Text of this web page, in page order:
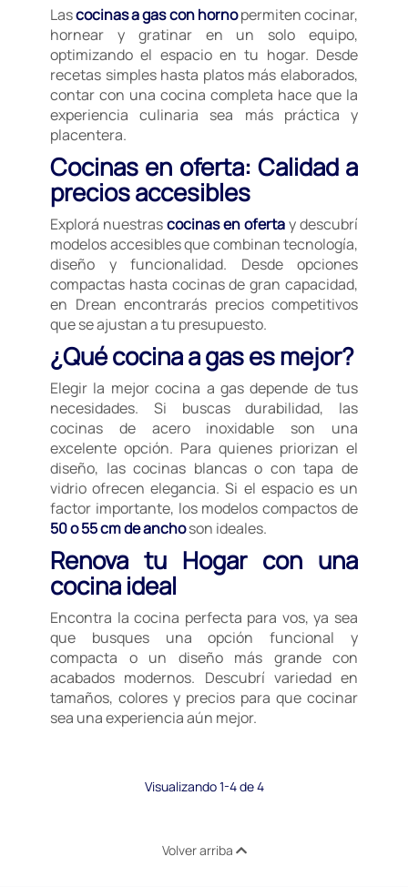
Lascocinas a gas con hornopermiten cocinar,
hornear y gratinar en un solo equipo,
optimizando el espacio en tu hogar. Desde
recetas simples hasta platos más elaborados,
contar con una cocina completa hace que la
experiencia culinaria sea más práctica y
placentera.
Cocinas en oferta: Calidad a
precios accesibles
Explorá nuestrascocinas en ofertay descubrí
modelos accesibles que combinan tecnología,
diseño y funcionalidad. Desde opciones
compactas hasta cocinas de gran capacidad,
en Drean encontrarás precios competitivos
que se ajustan a tu presupuesto.
¿Qué cocina a gas es mejor?
Elegir la mejor cocina a gas depende de tus
necesidades. Si buscas durabilidad, las
cocinas de acero inoxidable son una
excelente opción. Para quienes priorizan el
diseño, las cocinas blancas o con tapa de
vidrio ofrecen elegancia. Si el espacio es un
factor importante, los modelos compactos de
50 o 55 cm de anchoson ideales.
Renova tu Hogar con una
cocina ideal
Encontra la cocina perfecta para vos, ya sea
que busques una opción funcional y
compacta o un diseño más grande con
acabados modernos. Descubrí variedad en
tamaños, colores y precios para que cocinar
sea una experiencia aún mejor.
Visualizando 1-4 de 4
Volver arriba